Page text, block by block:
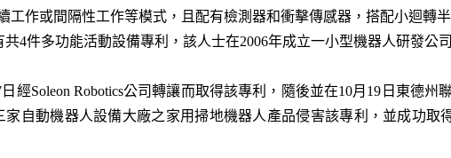
工作或間隔性工作等模式，且配有檢測器和衝擊傳感器，搭配小迴轉
4件多功能活動設備專利，該人士在2006年成立一小型機器人研發公司
日經Soleon Robotics公司轉讓而取得該專利，隨後並在10月19日東德
家自動機器人設備大廠之家用掃地機器人產品侵害該專利，並成功取